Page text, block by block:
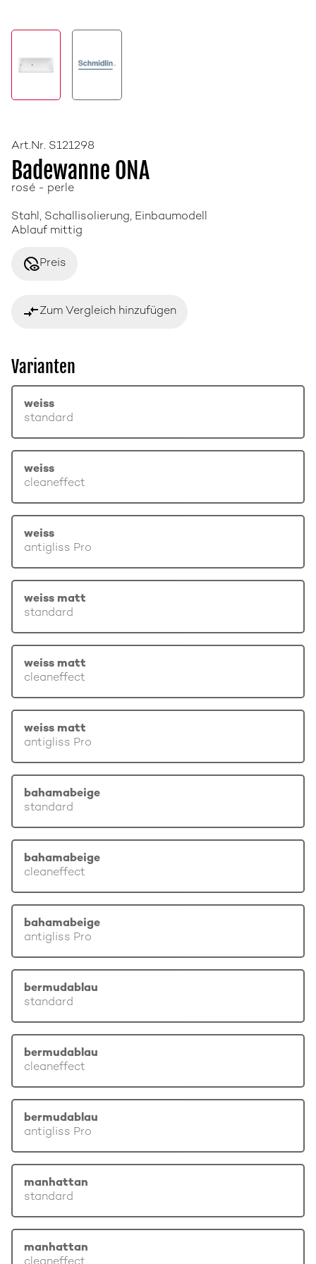
Art.Nr. S121298
Badewanne ONA
rosé - perle
Stahl, Schallisolierung, Einbaumodell
Ablauf mittig
disabled_visiblePreis
compare_arrowsZum Vergleich hinzufügen
Varianten
weiss
standard
weiss
cleaneffect
weiss
antigliss Pro
weiss matt
standard
weiss matt
cleaneffect
weiss matt
antigliss Pro
bahamabeige
standard
bahamabeige
cleaneffect
bahamabeige
antigliss Pro
bermudablau
standard
bermudablau
cleaneffect
bermudablau
antigliss Pro
manhattan
standard
manhattan